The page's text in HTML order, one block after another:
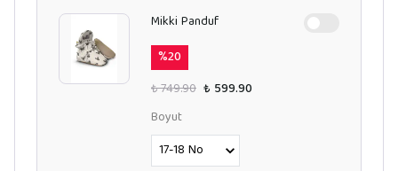
Mikki Panduf
%20
₺ 749.90 ₺ 599.90
Boyut